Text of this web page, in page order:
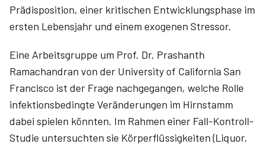
Prädisposition, einer kritischen Entwicklungsphase im
ersten Lebensjahr und einem exogenen Stressor.
Eine Arbeitsgruppe um Prof. Dr. Prashanth
Ramachandran von der University of California San
Francisco ist der Frage nachgegangen, welche Rolle
infektionsbedingte Veränderungen im Hirnstamm
dabei spielen könnten. Im Rahmen einer Fall-Kontroll-
Studie untersuchten sie Körperflüssigkeiten (Liquor,